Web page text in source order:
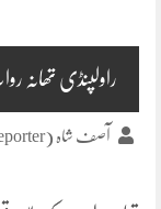
راولپنڈی تھانہ
آصف شاہ (Crime Reporter)